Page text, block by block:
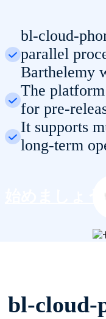
bl-cloud-
parallel
Barthelemy
The
for pre-
It supports
long-term
始めましょ
bl-cloud-